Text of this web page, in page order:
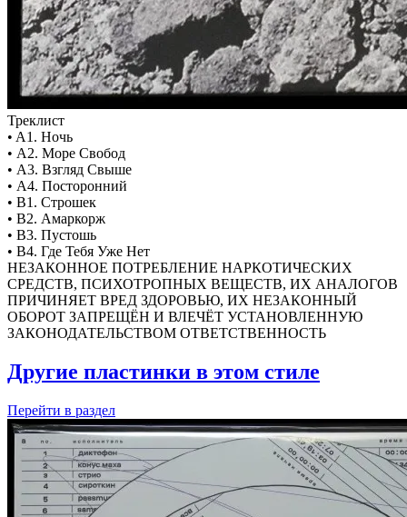
Треклист
• A1. Ночь
• A2. Море Свобод
• A3. Взгляд Свыше
• A4. Посторонний
• B1. Строшек
• B2. Амаркорж
• B3. Пустошь
• B4. Где Тебя Уже Нет
НЕЗАКОННОЕ ПОТРЕБЛЕНИЕ НАРКОТИЧЕСКИХ
СРЕДСТВ, ПСИХОТРОПНЫХ ВЕЩЕСТВ, ИХ АНАЛОГОВ
ПРИЧИНЯЕТ ВРЕД ЗДОРОВЬЮ, ИХ НЕЗАКОННЫЙ
ОБОРОТ ЗАПРЕЩЁН И ВЛЕЧЁТ УСТАНОВЛЕННУЮ
ЗАКОНОДАТЕЛЬСТВОМ ОТВЕТСТВЕННОСТЬ
Другие пластинки в этом стиле
Перейти в раздел